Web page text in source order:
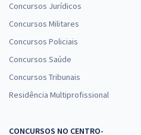
Concursos Jurídicos
Concursos Militares
Concursos Policiais
Concursos Saúde
Concursos Tribunais
Residência Multiprofissional
CONCURSOS NO CENTRO-